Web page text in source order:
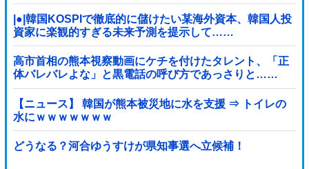
|●|韓国KOSPIで徹底的に儲けたい某海外資本、韓国人投
資家に楽観的すぎる未来予測を提示して……
高市首相の熊本視察動画にケチを付けたタレント、「正
体バレバレよな」と黒電話の呼び方であっさりと……
【ニュース】 韓国が熊本被災地に水を支援 ⇒ トイレの
水にｗｗｗｗｗｗｗ
どうなる？河合ゆうすけが県知事選へ立候補！